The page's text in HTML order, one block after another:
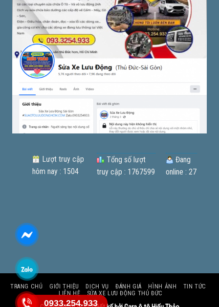
Lượt truy cập
hôm nay : 1504
Tổng số lượt
truy cập : 1767599
Đang
online : 27
TRANG CHỦ GIỚI THIỆU DỊCH VỤ ĐÁNH GIÁ HÌNH ẢNH
TIN TỨC
LIÊN HỆ
SỬA XE LƯU ĐỘNG THỦ ĐỨC
0933.254.933